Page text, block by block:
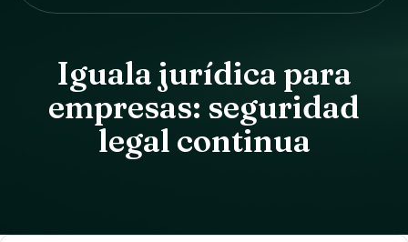
Iguala jurídica para
empresas: seguridad
legal continua